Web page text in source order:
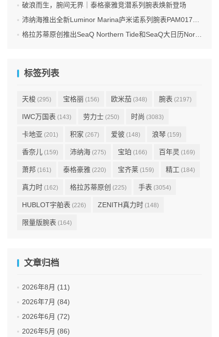
破浪而生，腕间无界｜泰格豪雅竞潜系列腕表焕新登场
沛纳海推出全新Luminor Marina庐米诺系列腕表PAM01707 标志性设计融合高科技材质
格拉苏蒂原创推出SeaQ Northern Tide和SeaQ大日历Northern Tide限量版腕表
标签列表
天梭 (295) 宝格丽 (156) 欧米茄 (348) 腕表 (2197)
IWC万国表 (143) 劳力士 (250) 时尚 (3083)
卡地亚 (201) 积家 (267) 爱彼 (148) 浪琴 (159)
香奈儿 (159) 沛纳海 (275) 宝珀 (166) 百年灵 (169)
萧邦 (161) 泰格豪雅 (220) 宝齐莱 (159) 精工 (184)
真力时 (162) 格拉苏蒂原创 (225) 手表 (3054)
HUBLOT宇舶表 (226) ZENITH真力时 (148)
限量版腕表 (164)
文章归档
2026年8月 (11)
2026年7月 (84)
2026年6月 (72)
2026年5月 (86)